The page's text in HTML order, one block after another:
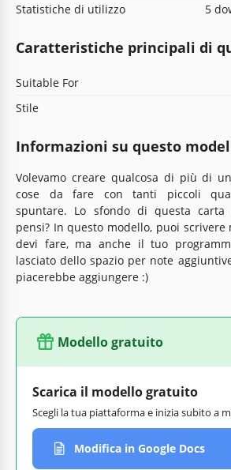
Statistiche di utilizzo
5
Caratteristiche principali di
Suitable For
Stile
Informazioni su questo
Volevamo creare qualcosa di più di
cose da fare con tanti piccoli
spuntare. Lo sfondo di questa carta
pensi? In questo modello, puoi scrivere
devi fare, ma anche il tuo
lasciato dello spazio per note
piacerebbe aggiungere :)
Modello gratuito
Scarica il modello gratuito
Scegli la tua piattaforma e inizia subito a
Modifica in Google Docs